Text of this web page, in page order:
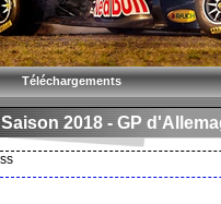
Téléchargements
Saison 2018 - GP